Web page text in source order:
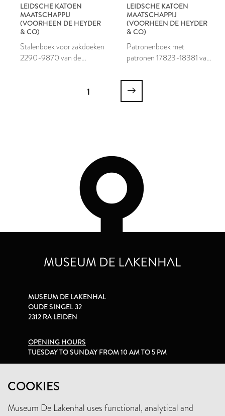
LEIDSCHE KATOEN
MAATSCHAPPIJ
(VOORHEEN DE HEYDER
& CO)
Stalenboek voor zakdoeken
2290-9870 van de
LEIDSCHE KATOEN
MAATSCHAPPIJ
(VOORHEEN DE HEYDER
& CO)
Patronenboek met
patronen 17823-18381 van
Maatschappij
1
COOKIES
Museum De Lakenhal uses functional, analytical and
MUSEUM DE LAKENHAL
OUDE SINGEL 32
2312 RA LEIDEN
OPENING HOURS
TUESDAY TO SUNDAY FROM 10 AM TO 5 PM
+31 (0)71 5165360